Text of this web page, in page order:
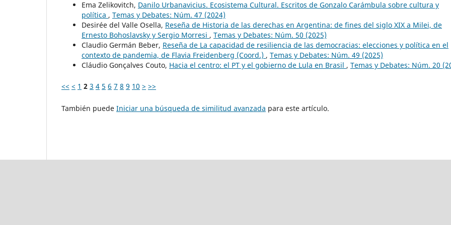
Ema Zelikovitch, Danilo Urbanavicius. Ecosistema Cultural. Escritos de Gonzalo Carámbula sobre cultura y
política , Temas y Debates: Núm. 47 (2024)
Desirée del Valle Osella, Reseña de Historia de las derechas en Argentina: de fines del siglo XIX a Milei, de
Ernesto Bohoslavsky y Sergio Morresi , Temas y Debates: Núm. 50 (2025)
Claudio Germán Beber, Reseña de La capacidad de resiliencia de las democracias: elecciones y política en el
contexto de pandemia, de Flavia Freidenberg (Coord.) , Temas y Debates: Núm. 49 (2025)
Cláudio Gonçalves Couto, Hacia el centro: el PT y el gobierno de Lula en Brasil , Temas y Debates: Núm. 20
<< < 1 2 3 4 5 6 7 8 9 10 > >>
También puede Iniciar una búsqueda de similitud avanzada para este artículo.